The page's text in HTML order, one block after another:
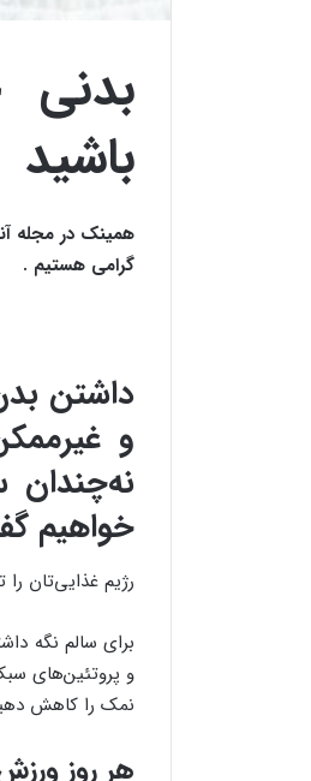
باشید
همینک در مجله
گرامی هستیم .
داشتن
و
خواهیم
رژیم غذایی‌تان را
برای سالم نگه
و پروتئین‌های
نمک را کاهش
هر روز